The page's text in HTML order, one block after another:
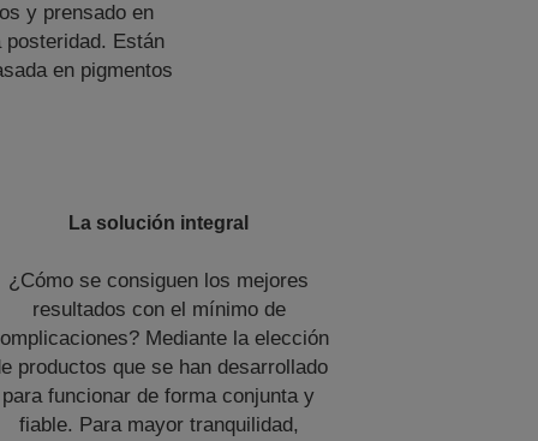
y prensado en
Están
en pigmentos
La solución integral
¿Cómo se consiguen los mejores
resultados con el mínimo de
Mediante la elección
productos que se han desarrollado
para funcionar de forma conjunta y
fiable. Para mayor tranquilidad,